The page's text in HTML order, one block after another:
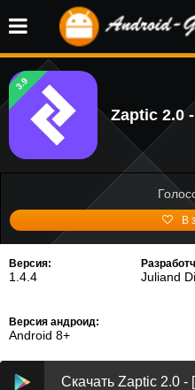
3.9
Zaptic 2.0
В
Версия:
1.4.4 Juliand
Версия андроид:
Android 8+
Скачать Zaptic 2.0